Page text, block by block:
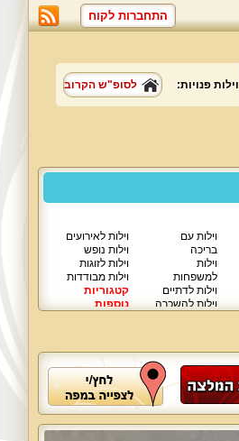
התחברות לקוח
וילות פנויות: לסופ"ש הקרוב
וילות עם
בריכה
וילות
למשפחות
וילות לדתיים
וילות להשכרה
וילות לאירועים
וילות נופש
וילות לזוגות
וילות מבודדות
קטגוריות
נוספות